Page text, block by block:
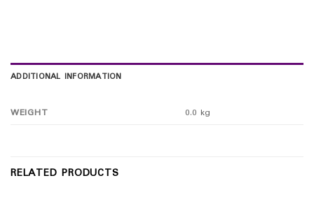
ADDITIONAL INFORMATION
WEIGHT 0.0 kg
RELATED PRODUCTS